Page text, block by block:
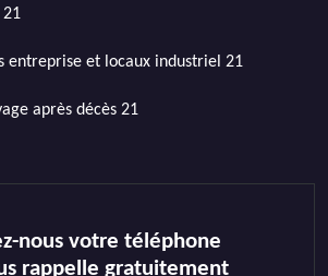
21
entreprise et locaux industriel 21
après décès 21
nous votre téléphone
rappelle gratuitement